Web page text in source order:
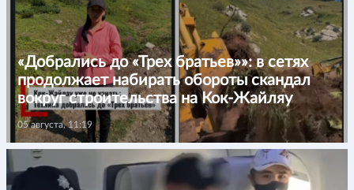
«Добрались до «Трех братьев»»: в сетях
продолжает набирать обороты скандал
вокруг строительства на Кок-Жайляу
05 августа, 11:19